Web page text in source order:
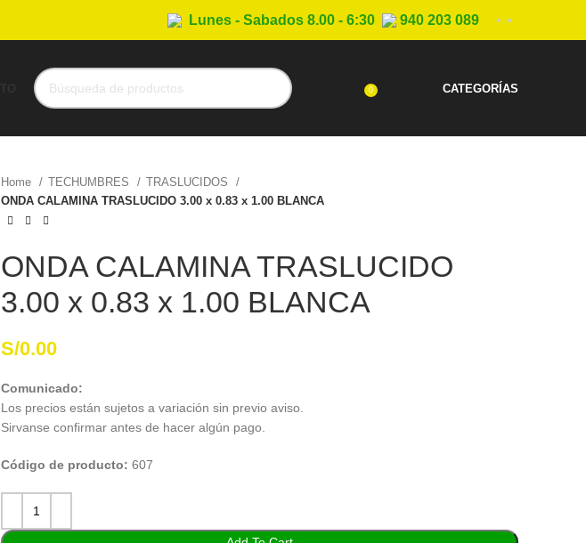
Lunes - Sabados 8.00 - 6:30 940 203 089
0 CATEGORÍAS
Home
TECHUMBRES
TRASLUCIDOS
ONDA CALAMINA TRASLUCIDO 3.00 x 0.83 x 1.00 BLANCA
ONDA CALAMINA TRASLUCIDO
3.00 x 0.83 x 1.00 BLANCA
S/0.00
Comunicado:
Los precios están sujetos a variación sin previo aviso.
Sirvanse confirmar antes de hacer algún pago.
Código de producto: 607